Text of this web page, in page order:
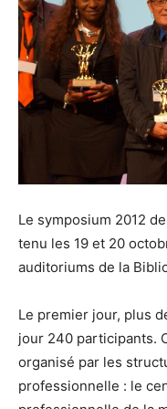
Le symposium 2012
tenu les 19 et 20
auditoriums de la
Le premier jour, plus
jour 240 participants.
organisé par les
professionnelle : le